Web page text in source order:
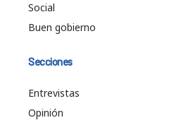
Social
Buen gobierno
Secciones
Entrevistas
Opinión